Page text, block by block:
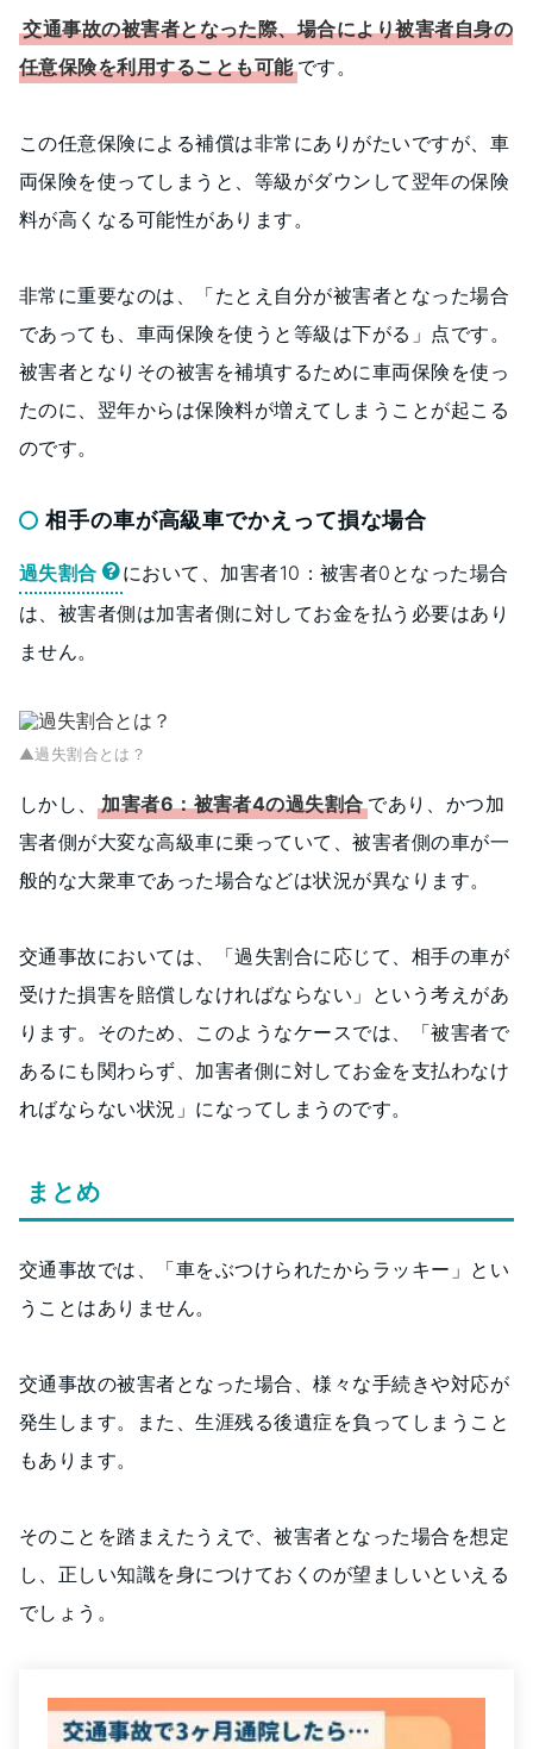
交通事故の被害者となった際、場合により被害者自身の
任意保険を利用することも可能です。
この任意保険による補償は非常にありがたいですが、車
両保険を使ってしまうと、等級がダウンして翌年の保険
料が高くなる可能性があります。
非常に重要なのは、「たとえ自分が被害者となった場合
であっても、車両保険を使うと等級は下がる」点です。
被害者となりその被害を補填するために車両保険を使っ
たのに、翌年からは保険料が増えてしまうことが起こる
のです。
相手の車が高級車でかえって損な場合
過失割合
において、加害者10：被害者0となった場合
は、被害者側は加害者側に対してお金を払う必要はあり
ません。
▲過失割合とは？
しかし、 加害者6：被害者4の過失割合 であり、かつ加
害者側が大変な高級車に乗っていて、被害者側の車が一
般的な大衆車であった場合などは状況が異なります。
交通事故においては、「過失割合に応じて、相手の車が
受けた損害を賠償しなければならない」という考えがあ
ります。そのため、このようなケースでは、「被害者で
あるにも関わらず、加害者側に対してお金を支払わなけ
ればならない状況」になってしまうのです。
まとめ
交通事故では、「車をぶつけられたからラッキー」とい
うことはありません。
交通事故の被害者となった場合、様々な手続きや対応が
発生します。また、生涯残る後遺症を負ってしまうこと
もあります。
そのことを踏まえたうえで、被害者となった場合を想定
し、正しい知識を身につけておくのが望ましいといえる
でしょう。